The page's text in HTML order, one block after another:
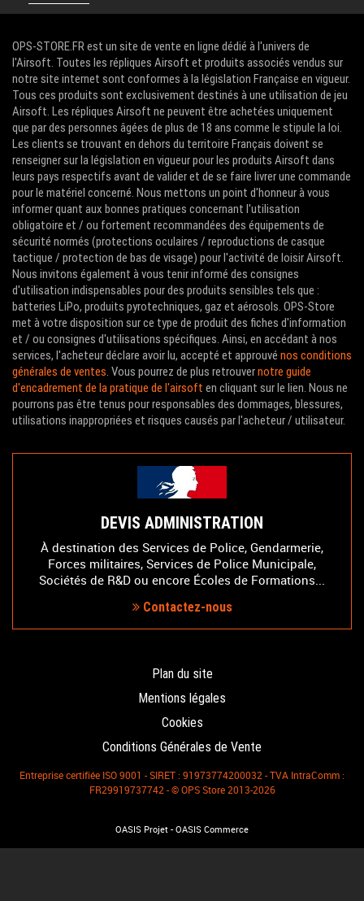
OPS-STORE.FR est un site de vente en ligne dédié à l'univers de
l'Airsoft. Toutes les répliques Airsoft et produits associés vendus sur
notre site internet sont conformes à la législation Française en vigueur.
Tous ces produits sont exclusivement destinés à une utilisation de jeu
Airsoft. Les répliques Airsoft ne peuvent être achetées uniquement
que par des personnes âgées de plus de 18 ans comme le stipule la loi.
Les clients se trouvant en dehors du territoire Français doivent se
renseigner sur la législation en vigueur pour les produits Airsoft dans
leurs pays respectifs avant de valider et de se faire livrer une commande
pour le matériel concerné. Nous mettons un point d'honneur à vous
informer quant aux bonnes pratiques concernant l'utilisation
obligatoire et / ou fortement recommandées des équipements de
sécurité normés (protections oculaires / reproductions de casque
tactique / protection de bas de visage) pour l'activité de loisir Airsoft.
Nous invitons également à vous tenir informé des consignes
d'utilisation indispensables pour des produits sensibles tels que :
batteries LiPo, produits pyrotechniques, gaz et aérosols. OPS-Store
met à votre disposition sur ce type de produit des fiches d'information
et / ou consignes d'utilisations spécifiques. Ainsi, en accédant à nos
services, l'acheteur déclare avoir lu, accepté et approuvé nos conditions
générales de ventes. Vous pourrez de plus retrouvernotre guide
d'encadrement de la pratique de l'airsoft en cliquant sur le lien. Nous ne
pourrons pas être tenus pour responsables des dommages, blessures,
utilisations inappropriées et risques causés par l'acheteur / utilisateur.
DEVIS ADMINISTRATION
À destination des Services de Police, Gendarmerie,
Forces militaires, Services de Police Municipale,
Sociétés de R&D ou encore Écoles de Formations...
Contactez-nous
Plan du site
Mentions légales
Cookies
Conditions Générales de Vente
Entreprise certifiée ISO 9001 - SIRET : 91973774200032 - TVA IntraComm :
FR29919737742 - © OPS Store 2013-2026
OASIS Projet - OASIS Commerce